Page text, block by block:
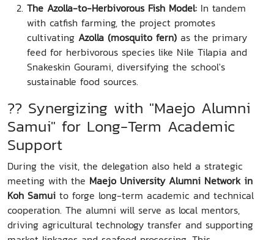
The Azolla-to-Herbivorous Fish Model: In tandem
with catfish farming, the project promotes
cultivating Azolla (mosquito fern) as the primary
feed for herbivorous species like Nile Tilapia and
Snakeskin Gourami, diversifying the school's
sustainable food sources.
?? Synergizing with "Maejo Alumni
Samui" for Long-Term Academic
Support
During the visit, the delegation also held a strategic
meeting with the Maejo University Alumni Network in
Koh Samui to forge long-term academic and technical
cooperation. The alumni will serve as local mentors,
driving agricultural technology transfer and supporting